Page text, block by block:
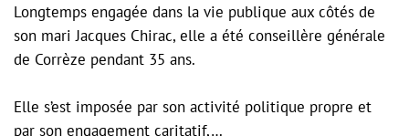
Longtemps engagée dans la vie publique aux côtés de
son mari Jacques Chirac, elle a été conseillère générale
de Corrèze pendant 35 ans.
Elle s’est imposée par son activité politique propre et
par son engagement caritatif,…